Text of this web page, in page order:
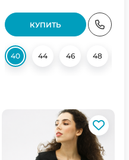
50
КУПИТЬ
40 44 46 48